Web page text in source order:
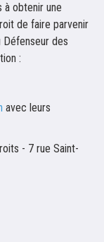
à obtenir une
de faire parvenir
Défenseur des
:
avec leurs
- 7 rue Saint-